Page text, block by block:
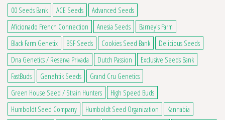
00 Seeds Bank ACE Seeds
Advanced Seeds
Aficionado French Connection
Anesia Seeds
Barney's Farm
Black Farm Genetix
BSF Seeds Cookies Seed Bank
Delicious Seeds
Dna Genetics / Reserva Privada
Dutch Passion
Exclusive Seeds Bank
FastBuds
Genehtik Seeds
Grand Cru Genetics
Green House Seed / Strain Hunters
High Speed Buds
Humboldt Seed Company
Humboldt Seed Organization
Kannabia